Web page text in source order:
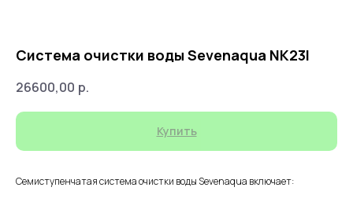
Система очистки воды Sevenaqua NK23I
26600,00 р.
Купить
Семиступенчатая система очистки воды Sevenaqua включает: